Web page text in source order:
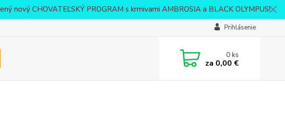
nový CHOVATEĽSKÝ PROGRAM s krmivami AMBROSIA a BLACK OLYMPUS!
Prihlásenie
0ks
za 0,00 €